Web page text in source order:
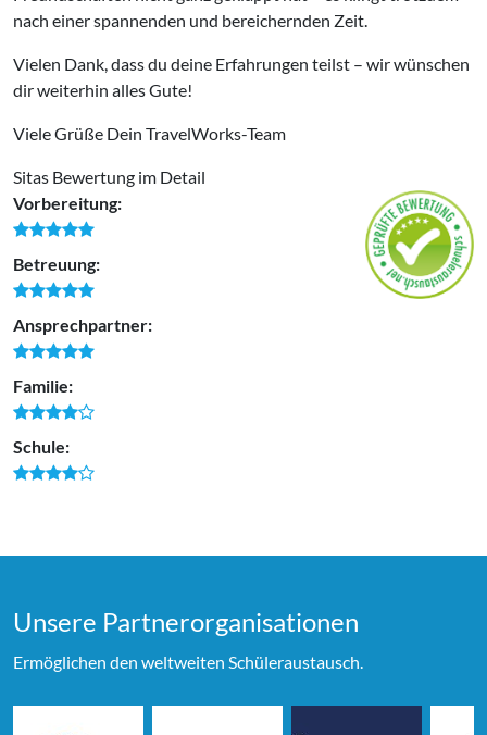
nach einer spannenden und bereichernden Zeit.
Vielen Dank, dass du deine Erfahrungen teilst – wir wünschen
dir weiterhin alles Gute!
Viele Grüße Dein TravelWorks-Team
Sitas Bewertung im Detail
Vorbereitung:
Betreuung:
Ansprechpartner:
Familie:
Schule:
Unsere Partner­organi­sationen
Ermöglichen den weltweiten Schüleraustausch.